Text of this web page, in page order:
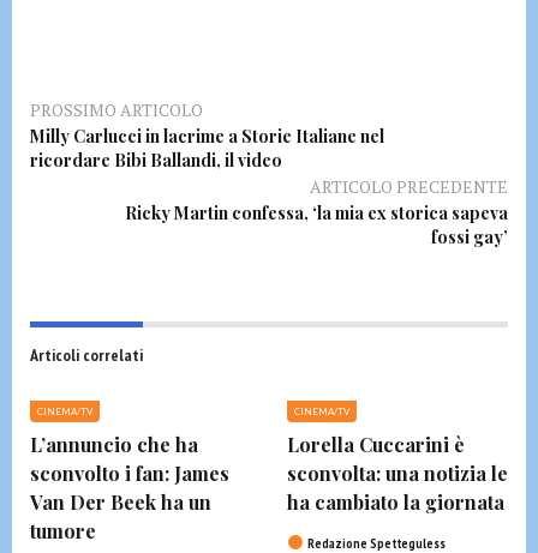
PROSSIMO ARTICOLO
Milly Carlucci in lacrime a Storie Italiane nel
ricordare Bibi Ballandi, il video
ARTICOLO PRECEDENTE
Ricky Martin confessa, ‘la mia ex storica sapeva
fossi gay’
Articoli correlati
CINEMA/TV
L’annuncio che ha
sconvolto i fan: James
Van Der Beek ha un
tumore
CINEMA/TV
Lorella Cuccarini è
sconvolta: una notizia le
ha cambiato la giornata
Redazione Spetteguless